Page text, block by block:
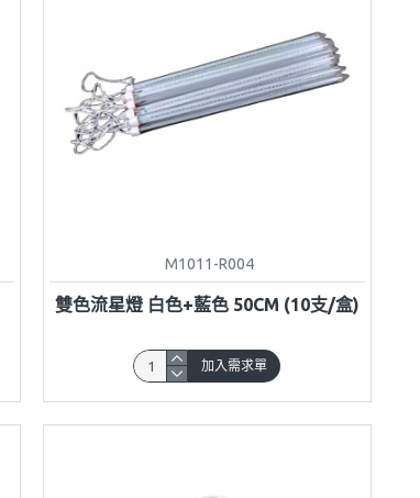
M1011-R004
雙色流星燈 白色+藍色 50CM (10支/盒)
加入需求單